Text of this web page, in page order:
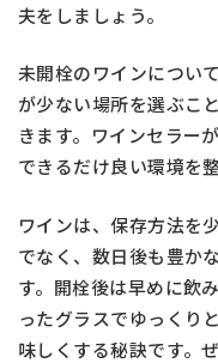
夫をしましょう。
未開栓のワインについ
が少ない場所を選ぶこ
きます。ワインセラー
できるだけ良い環境を
ワインは、保存方法を
でなく、数日後も豊か
す。開栓後は早めに飲
ったグラスでゆっくり
味しくする秘訣です。